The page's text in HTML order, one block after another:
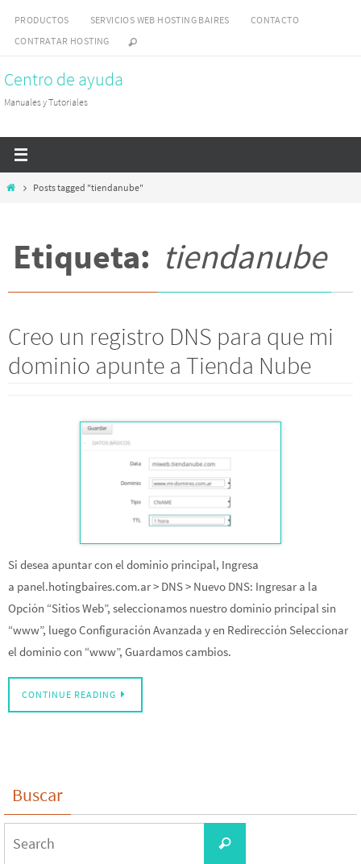
SkipPRODUCTOS SERVICIOS WEB HOSTING BAIRES
CONTACTO
CONTRATAR HOSTING
Centro de ayuda
Manuales y Tutoriales
HomePosts tagged "tiendanube"
Etiqueta: tiendanube
Creo un registro DNS para que mi
dominio apunte a Tienda Nube
Si desea apuntar con el dominio principal, Ingresa
a panel.hotingbaires.com.ar > DNS > Nuevo DNS: Ingresar a la
Opción “Sitios Web”, seleccionamos nuestro dominio principal sin
“www”, luego Configuración Avanzada y en Redirección Seleccionar
el dominio con “www”, Guardamos cambios.
CONTINUE READING
Buscar
Search